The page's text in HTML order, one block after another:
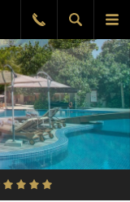
le
Afficher
la
Rappel
gratuit